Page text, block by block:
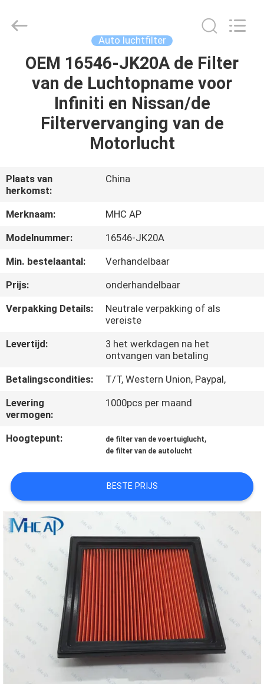
HUIS
PRODUCTEN
FABRIEKSREIS
KWALITEITSCONTROLE
NEEM
CONTACT
OP
VERZOEK
EEN
CITAAT
SITEMAP
PRIVACY
POLICY
Limited.
Auto luchtfilter
OEM 16546-JK20A de Filter
van de Luchtopname voor
Infiniti en Nissan/de
Filtervervanging van de
Motorlucht
Plaats van
herkomst:
China
Merknaam:
MHC AP
Modelnummer:
16546-JK20A
Min. bestelaantal:
Verhandelbaar
Prijs:
onderhandelbaar
Verpakking Details:
Neutrale verpakking of als
vereiste
Levertijd:
3 het werkdagen na het
ontvangen van betaling
Betalingscondities:
T/T, Western Union, Paypal,
Levering
vermogen:
1000pcs per maand
Hoogtepunt: de filter van de voertuiglucht,
de filter van de autolucht
BESTE PRIJS